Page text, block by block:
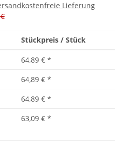
Lieferung
Stückpreis / Stück
64,89 € *
64,89 € *
64,89 € *
63,09 € *